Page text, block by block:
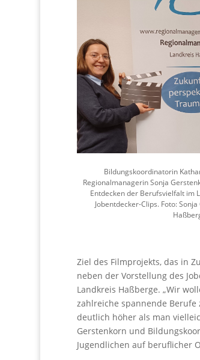
Bildungskoordinatorin
Regionalmanagerin Sonja
Entdecken der Berufsvielfalt im
Jobentdecker-Clips. Foto:
Ziel des Filmprojekts, das in
neben der Vorstellung des
Landkreis Haßberge. „Wir
zahlreiche spannende
deutlich höher als man
Gerstenkorn und
Jugendlichen auf beruflicher